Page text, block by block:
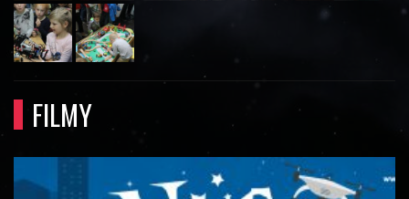
FILMY